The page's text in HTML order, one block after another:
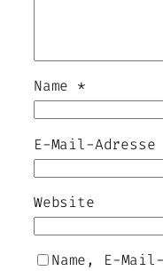
Name *
E-Mail-Adresse
Website
Name, E-